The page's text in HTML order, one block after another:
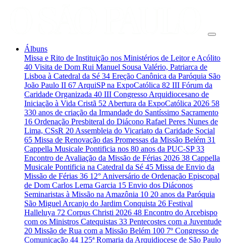
Álbuns
Missa e Rito de Instituição nos Ministérios de Leitor e Acólito
40 Visita de Dom Rui Manuel Sousa Valério, Patriarca de
Lisboa à Catedral da Sé 34 Ereção Canônica da Paróquia São
João Paulo II 67 ArquiSP na ExpoCatólica 82 III Fórum da
Caridade Organizada 40 III Congresso Arquidiocesano de
Iniciação à Vida Cristã 52 Abertura da ExpoCatólica 2026 58
330 anos de criação da Irmandade do Santíssimo Sacramento
16 Ordenação Presbiteral do Diácono Rafael Peres Nunes de
Lima, CSsR 20 Assembleia do Vicariato da Caridade Social
65 Missa de Renovação das Promessas da Missão Belém 31
Cappella Musicale Pontificia nos 80 anos da PUC-SP33
Encontro de Avaliação da Missão de Férias 2026 38 Cappella
Musicale Pontificia na Catedral da Sé 45 Missa de Envio da
Missão de Férias 36 12° Aniversário de Ordenação Episcopal
de Dom Carlos Lema Garcia 15 Envio dos Diáconos
Seminaristas à Missão na Amazônia 10 20 anos da Paróquia
São Miguel Arcanjo do Jardim Conquista 26 Festival
Halleluya 72 Corpus Christi 2026 48 Encontro do Arcebispo
com os Ministros Catequistas 33 Pentecostes com a Juventude
20 Missão de Rua com a Missão Belém 100 7º Congresso de
Comunicação 44 125ª Romaria da Arquidiocese de São Paulo